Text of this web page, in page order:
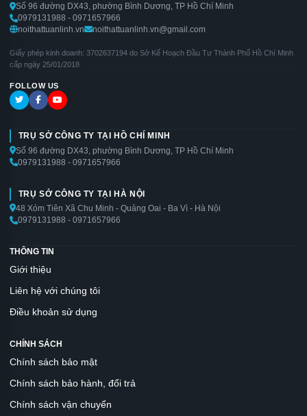
Số 96 đường DX43, phường Bình Dương, TP Hồ Chí Minh
0979131988 - 0971657966
noithattuanlinh.vn
noithattuanlinh.vn@gmail.com
Giấy phép kinh doanh: 3702637194 do Sở Kế Hoạch Đầu Tư Thành Phố Hồ Chí Minh
cấp ngày 25/01/2018
FOLLOW US
TRỤ SỞ CÔNG TY TẠI HỒ CHÍ MINH
Số 96 đường DX43, phường Bình Dương, TP Hồ Chí Minh
0979131988 - 0971657966
TRỤ SỞ CÔNG TY TẠI HÀ NỘI
48 Xóm Tiên Xã Chu Minh - Quảng Oai - Ba Vì - Hà Nội
0979131988 - 0971657966
THÔNG TIN
Giới thiệu
Liên hệ với chúng tôi
Điều khoản sử dụng
CHÍNH SÁCH
Chính sách bảo mật
Chính sách bảo hành, đổi trả
Chính sách vận chuyển